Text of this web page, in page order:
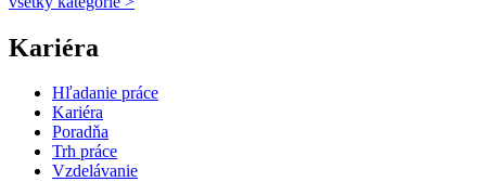
Kariéra
Hľadanie práce
Kariéra
Poradňa
Trh práce
Vzdelávanie